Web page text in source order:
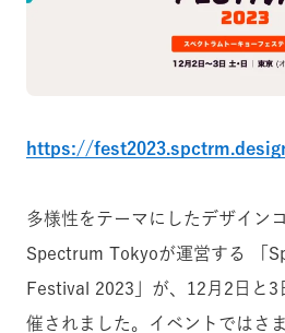
https://
多様性をテーマにしたデザイン
Spectrum Tokyoが運営する 「
Festival 2023」が、12月2日と3
催されました。イベントではさ